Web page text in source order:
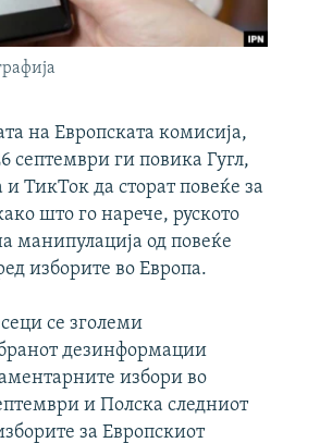
на Европската комисија,
септември ги повика Гугл,
ТикТок да сторат повеќе за
што го нарече, руското
манипулација од повеќе
изборите во Европа.
се зголеми
дезинформации
избори во
и Полска следниот
за Европскиот